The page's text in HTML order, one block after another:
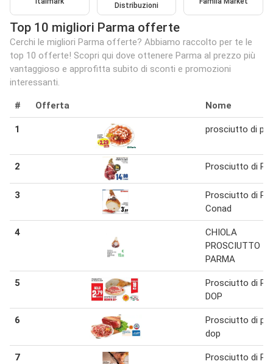
Distribuzioni
Top 10 migliori Parma offerte
Cerchi le migliori Parma offerte? Abbiamo raccolto per te le
top 10 offerte! Scopri qui dove ottenere Parma al prezzo più
vantaggioso e approfitta subito di sconti e promozioni
interessanti.
# Offerta Nome
1 prosciutto di
2 Prosciutto di
3
Prosciutto di
Conad
4
CHIOLA
PROSCIUTTO
PARMA
5
Prosciutto di
DOP
6
Prosciutto di
dop
7
Prosciutto di